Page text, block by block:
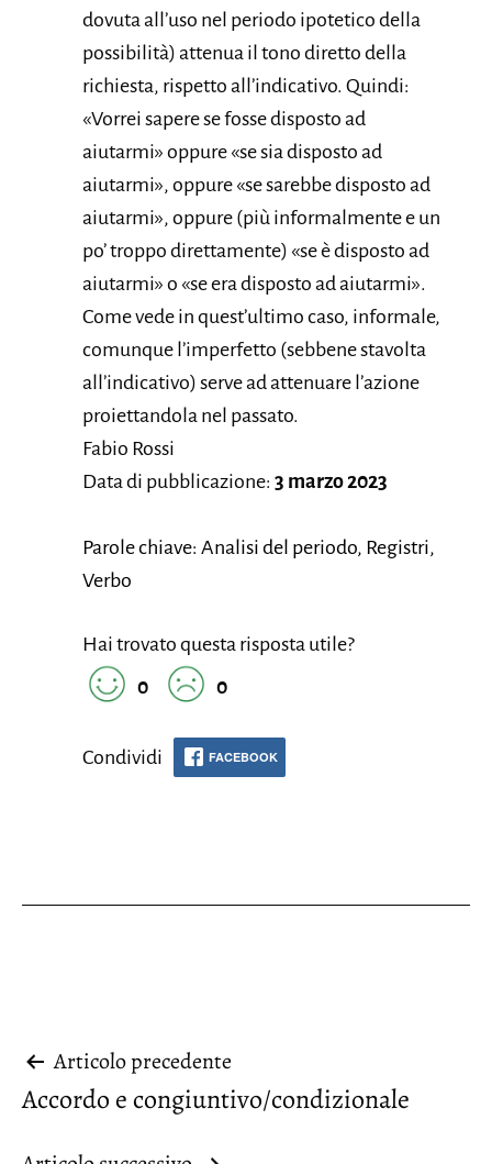
dovuta all’uso nel periodo ipotetico della
possibilità) attenua il tono diretto della
richiesta, rispetto all’indicativo. Quindi:
«Vorrei sapere se fosse disposto ad
aiutarmi» oppure «se sia disposto ad
aiutarmi», oppure «se sarebbe disposto ad
aiutarmi», oppure (più informalmente e un
po’ troppo direttamente) «se è disposto ad
aiutarmi» o «se era disposto ad aiutarmi».
Come vede in quest’ultimo caso, informale,
comunque l’imperfetto (sebbene stavolta
all’indicativo) serve ad attenuare l’azione
proiettandola nel passato.
Fabio Rossi
Data di pubblicazione: 3 marzo 2023
Parole chiave: Analisi del periodo, Registri,
Verbo
Hai trovato questa risposta utile?
0
0
Condividi FACEBOOK
Navigazione
articoli
Articolo precedente
Accordo e congiuntivo/condizionale